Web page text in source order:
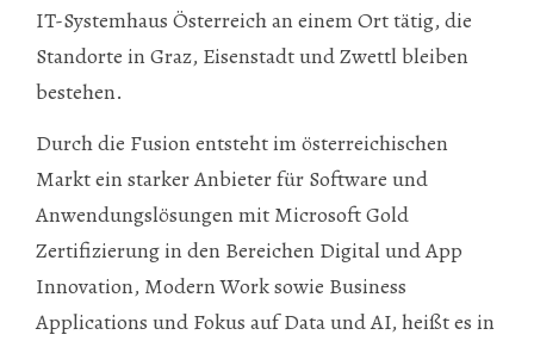
IT-Systemhaus Österreich an einem Ort tätig, die
Standorte in Graz, Eisenstadt und Zwettl bleiben
bestehen.
Durch die Fusion entsteht im österreichischen
Markt ein starker Anbieter für Software und
Anwendungslösungen mit Microsoft Gold
Zertifizierung in den Bereichen Digital und App
Innovation, Modern Work sowie Business
Applications und Fokus auf Data und AI, heißt es in